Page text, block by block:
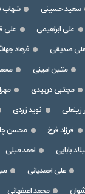
سعید حسینی شهاب
علی ابراهیمی علی
علی صدیقی فرهاد
متین امینی
مجتبی دربیدی
زینعلی نوید زردی
فرزاد فرخ محسن
بابایی احمد فیلی
علی احمدیانی
محمد اصفهانی